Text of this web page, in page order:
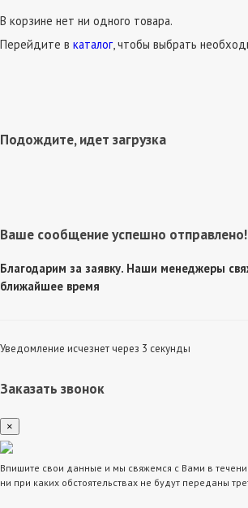
В корзине нет ни одного товара.
Перейдите в каталог, чтобы выбрать
Подождите, идет загрузка
Ваше сообщение успешно отправлено!
Благодарим за заявку. Наши менеджеры
ближайшее время
Уведомление исчезнет через 3 секунды
Заказать звонок
×
Впишите свои данные и мы свяжемся с Вами в
ни при каких обстоятельствах не будут переданы